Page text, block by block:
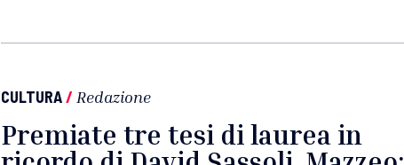
CULTURA/ Redazione
Premiate tre tesi di laurea in